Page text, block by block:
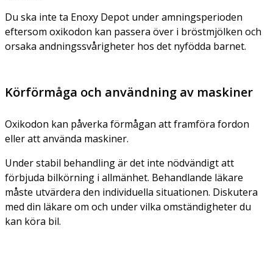
Du ska inte ta Enoxy Depot under amningsperioden
eftersom oxikodon kan passera över i bröstmjölken och
orsaka andningssvårigheter hos det nyfödda barnet.
Körförmåga och användning av maskiner
Oxikodon kan påverka förmågan att framföra fordon
eller att använda maskiner.
Under stabil behandling är det inte nödvändigt att
förbjuda bilkörning i allmänhet. Behandlande läkare
måste utvärdera den individuella situationen. Diskutera
med din läkare om och under vilka omständigheter du
kan köra bil.